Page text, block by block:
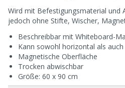
Wird mit Befestigungsmaterial und
jedoch ohne Stifte, Wischer,
Beschreibbar mit Whiteboard-
Kann sowohl horizontal als
Magnetische Oberfläche
Trocken abwischbar
Größe: 60 x 90 cm